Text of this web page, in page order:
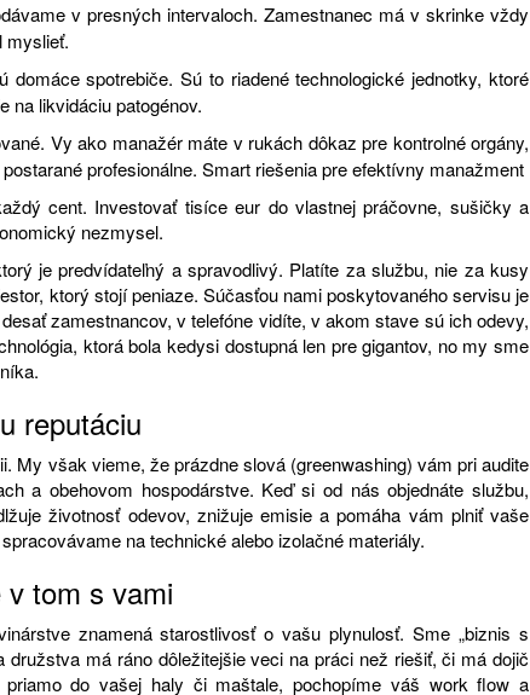
v presných intervaloch. Zamestnanec má v skrinke vždy
myslieť.
domáce spotrebiče. Sú to riadené technologické jednotky, ktoré
na likvidáciu patogénov.
Vy ako manažér máte v rukách dôkaz pre kontrolné orgány,
profesionálne. Smart riešenia pre efektívny manažment
cent. Investovať tisíce eur do vlastnej práčovne, sušičky a
nezmysel.
je predvídateľný a spravodlivý. Platíte za službu, nie za kusy
ktorý stojí peniaze. Súčasťou nami poskytovaného servisu je
zamestnancov, v telefóne vidíte, v akom stave sú ich odevy,
ktorá bola kedysi dostupná len pre gigantov, no my sme
reputáciu
My však vieme, že prázdne slová (greenwashing) vám pri audite
a obehovom hospodárstve. Keď si od nás objednáte službu,
životnosť odevov, znižuje emisie a pomáha vám plniť vaše
na technické alebo izolačné materiály.
tom s vami
znamená starostlivosť o vašu plynulosť. Sme „biznis s
má ráno dôležitejšie veci na práci než riešiť, či má dojič
priamo do vašej haly či maštale, pochopíme váš work flow a